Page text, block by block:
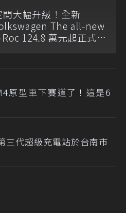
間大幅升級！全新
The all-new
Roc 124.8 萬元起正式上
原型車下賽道了！這是6
三代超級充電站於台南市